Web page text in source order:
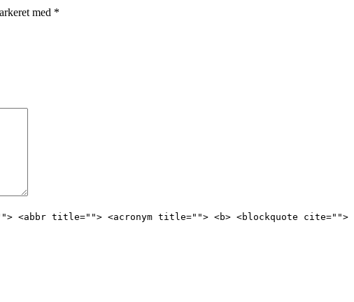
med *
<abbr title=""> <acronym title=""> <b> <blockquote cite="">